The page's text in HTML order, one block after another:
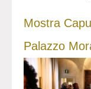
Mostra
Palazzo